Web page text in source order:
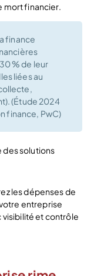
mort financier.
finance
% de leur
liées au
(Étude 2024
finance, PwC)
des solutions
les dépenses de
entreprise
visibilité et contrôle